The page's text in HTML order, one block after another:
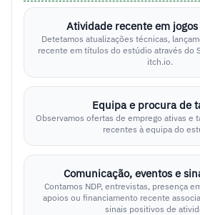
Atividade recente em
Detetamos atualizações técnicas,
recente em títulos do estúdio através do
itch.io.
Equipa e procura de
Observamos ofertas de emprego ativas e
recentes à equipa do
Comunicação, eventos e
Contamos NDP, entrevistas, presença
apoios ou financiamento recente
sinais positivos de